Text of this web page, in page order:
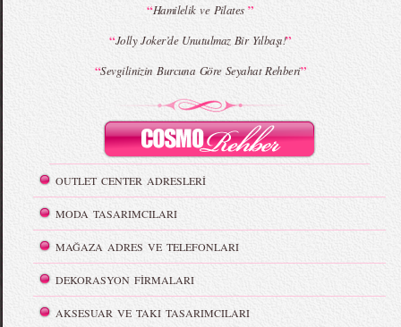
“Hamilelik ve Pilates”
“Jolly Joker’de Unutulmaz Bir Yılbaşı!”
“Sevgilinizin Burcuna Göre Seyahat Rehberi”
OUTLET CENTER ADRESLERİ
MODA TASARIMCILARI
MAĞAZA ADRES VE TELEFONLARI
DEKORASYON FİRMALARI
AKSESUAR VE TAKI TASARIMCILARI